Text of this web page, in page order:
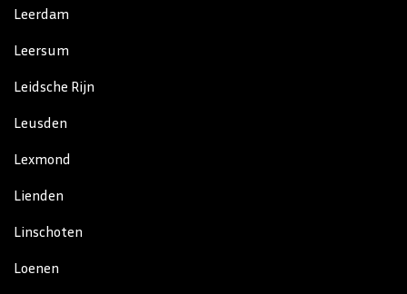
Leerdam
Leersum
Leidsche Rijn
Leusden
Lexmond
Lienden
Linschoten
Loenen